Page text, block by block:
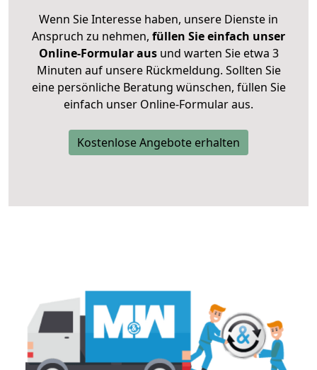
Wenn Sie Interesse haben, unsere Dienste in
Anspruch zu nehmen, füllen Sie einfach unser
Online-Formular ausund warten Sie etwa 3
Minuten auf unsere Rückmeldung. Sollten Sie
eine persönliche Beratung wünschen, füllen Sie
einfach unser Online-Formular aus.
Kostenlose Angebote erhalten